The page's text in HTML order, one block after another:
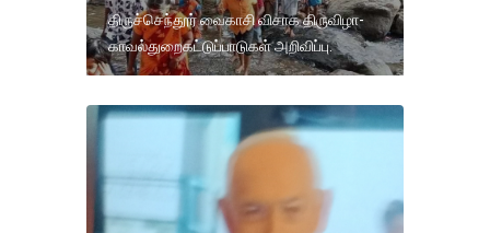
திருச்செந்தூர் வைகாசி விசாக திருவிழா-
காவல்துறைகட்டுப்பாடுகள் அறிவிப்பு.